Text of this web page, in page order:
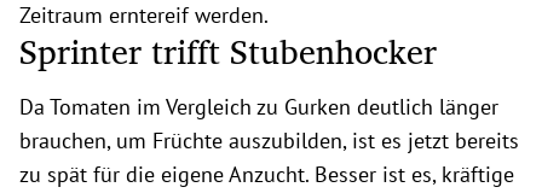
Zeitraum erntereif werden.
Sprinter trifft Stubenhocker
Da Tomaten im Vergleich zu Gurken deutlich länger
brauchen, um Früchte auszubilden, ist es jetzt bereits
zu spät für die eigene Anzucht. Besser ist es, kräftige